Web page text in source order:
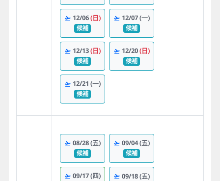
12/06(日)
候補
12/07(一)
候補
12/13(日)
候補
12/20(日)
候補
12/21 (一)
候補
08/28(五)
候補
09/04(五)
候補
09/17(四)
09/18(五)